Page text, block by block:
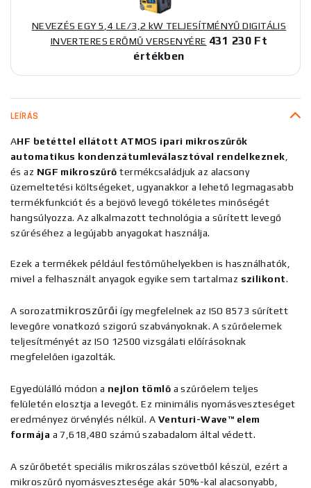
NEVEZÉS EGY 5,4 LE/3,2 kW TELJESÍTMÉNYŰ DIGITÁLIS
INVERTERES ERŐMŰ VERSENYÉRE 431 230 Ft
értékben
LEÍRÁS
AHF betéttel ellátott ATMOS ipari mikroszűrők
automatikus kondenzátumleválasztóval rendelkeznek
és az NGF mikroszűrőtermékcsaládjuk az alacsony
üzemeltetési költségeket, ugyanakkor a lehető legmagasabb
termékfunkciót és a bejövő levegő tökéletes minőségét
hangsúlyozza. Az alkalmazott technológia a sűrített levegő
szűréséhez a legújabb anyagokat használja.
Ezek a termékek például festőműhelyekben is használhatók,
mivel a felhasznált anyagok egyike sem tartalmaz szilikont.
A sorozatmikroszűrői így megfelelnek az ISO 8573 sűrített
levegőre vonatkozó szigorú szabványoknak. A szűrőelemek
teljesítményét az ISO 12500 vizsgálati előírásoknak
megfelelően igazolták.
Egyedülálló módon a nejlon tömlő a szűrőelem teljes
felületén elosztja a levegőt. Ez minimális nyomásveszteséget
eredményez örvénylés nélkül. A Venturi-Wave™ elem
formája a 7,618,480 számú szabadalom által védett.
A szűrőbetét speciális mikroszálas szövetből készül, ezért a
mikroszűrő nyomásvesztesége akár 50%-kal alacsonyabb,